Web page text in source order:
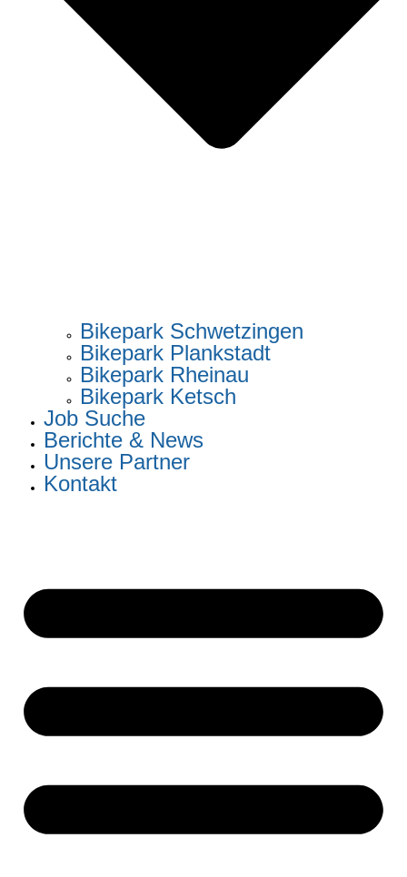
Bikepark Schwetzingen
Bikepark Plankstadt
Bikepark Rheinau
Bikepark Ketsch
Job Suche
Berichte & News
Unsere Partner
Kontakt